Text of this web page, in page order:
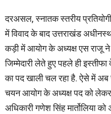
दरअसल, स्नातक स्तरीय
में विवाद के बाद उत्तराखंड
कड़ी में आयोग के अध्यक्ष एस राजू
जिम्मेदारी लेते हुए पहले ही
का पद खाली चल रहा है. ऐसे में
चयन आयोग के अध्यक्ष पद को
अधिकारी गणेश सिंह मार्तोलिया को